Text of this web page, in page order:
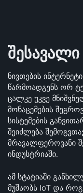
შესავალი
ნივთების
წარმოადგენს ორ
ცალკე უკვე
მონაცემების
სისტემების
შეიძლება
მრავალფეროვანი
ინდუსტრიაში.
ამ სტატიაში
მუშაობს IoT და